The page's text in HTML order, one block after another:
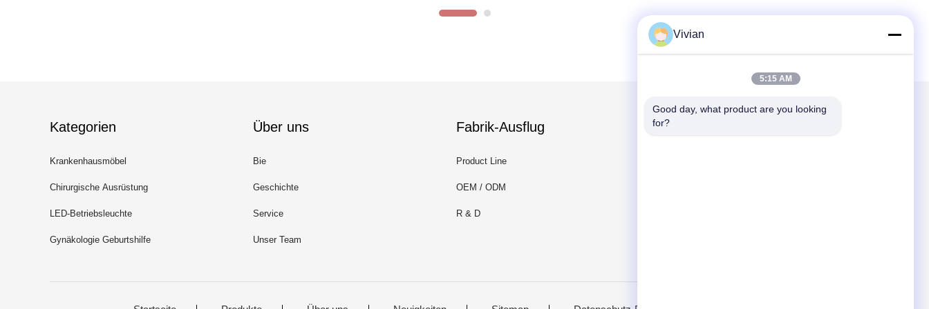
Kategorien
Krankenhausmöbel
Chirurgische Ausrüstung
LED-Betriebsleuchte
Gynäkologie Geburtshilfe
Über uns
Bie
Geschichte
Service
Unser Team
Fabrik-Ausflug
Product Line
OEM / ODM
R & D
Mailen Sie uns
Vivian
5:15 AM
Good day, what product are you looking
for?